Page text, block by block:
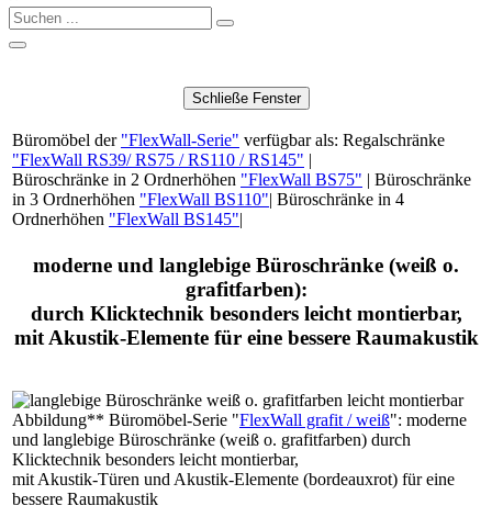
Büromöbel der "FlexWall-Serie" verfügbar als: Regalschränke
"FlexWall RS39/ RS75 / RS110 / RS145" |
Büroschränke in 2 Ordnerhöhen "FlexWall BS75" | Büroschränke
in 3 Ordnerhöhen "FlexWall BS110"| Büroschränke in 4
Ordnerhöhen "FlexWall BS145"|
moderne und langlebige Büroschränke (weiß o.
grafitfarben):
durch Klicktechnik besonders leicht montierbar,
mit Akustik-Elemente für eine bessere Raumakustik
Abbildung** Büromöbel-Serie "FlexWall grafit / weiß": moderne
und langlebige Büroschränke (weiß o. grafitfarben) durch
Klicktechnik besonders leicht montierbar,
mit Akustik-Türen und Akustik-Elemente (bordeauxrot) für eine
bessere Raumakustik